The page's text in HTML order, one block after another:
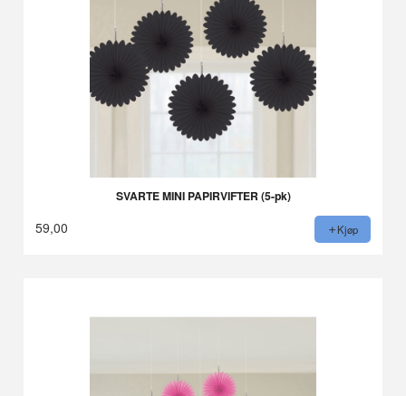
SVARTE MINI PAPIRVIFTER (5-pk)
59,00 Kjøp